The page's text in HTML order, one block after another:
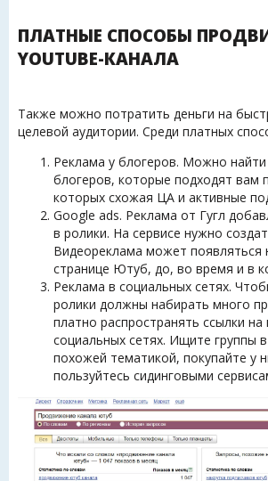
ПЛАТНЫЕ СПОСОБЫ
YOUTUBE-КАНАЛА
Также можно потратить деньги на
целевой аудитории. Среди платных
Реклама у блогеров. Можно
блогеров, которые подходят вам
которых схожая ЦА и активные
Google ads. Реклама от Гугл
в ролики. На сервисе нужно
Видеореклама может появляться
странице Ютуб, до, во время и в
Реклама в социальных сетях.
ролики должны набирать много
платно распространять ссылки на
социальных сетях. Ищите группы
похожей тематикой, покупайте у
пользуйтесь сидинговыми